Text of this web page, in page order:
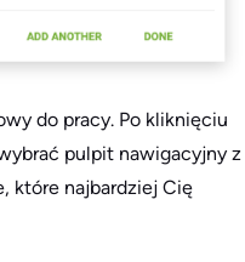
do pracy. Po kliknięciu
pulpit nawigacyjny z
które najbardziej Cię